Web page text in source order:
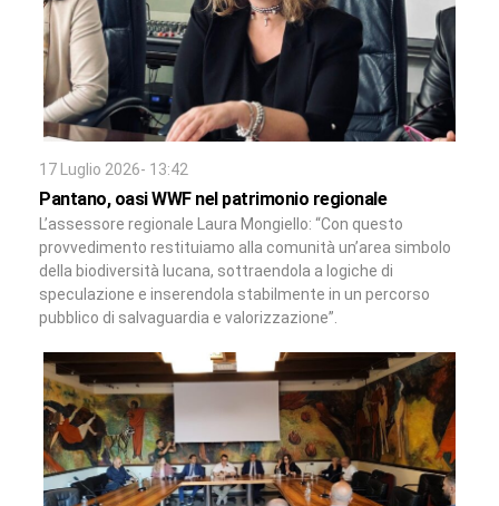
17 Luglio 2026- 13:42
Pantano, oasi WWF nel patrimonio regionale
L’assessore regionale Laura Mongiello: “Con questo
provvedimento restituiamo alla comunità un’area simbolo
della biodiversità lucana, sottraendola a logiche di
speculazione e inserendola stabilmente in un percorso
pubblico di salvaguardia e valorizzazione”.